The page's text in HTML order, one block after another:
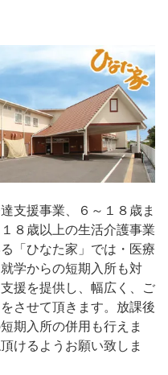
支援事業、６～１８歳ま
８歳以上の生活介護事業
「ひなた家」では・医療
学からの短期入所も対
援を提供し、幅広く、ご
させて頂きます。放課後
期入所の併用も行えま
けるようお願い致しま